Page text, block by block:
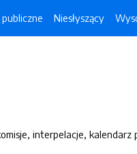
Niesłyszący
interpelacje, kalendarz